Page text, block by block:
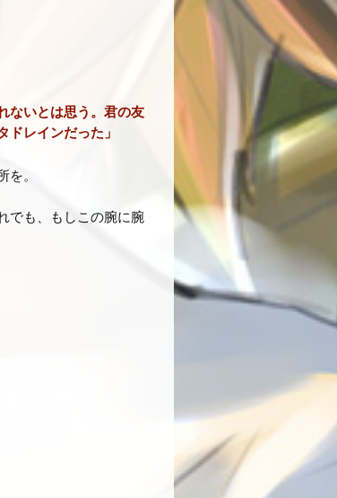
ないとは思う。君の友
レインだった」
。
でも、もしこの腕に腕